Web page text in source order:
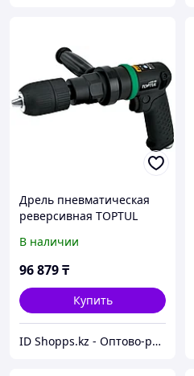
Дрель пневматическая
реверсивная TOPTUL
мин)
В наличии
96 879₸
Купить
ID Shopps.kz - Оптово-розничный Склад